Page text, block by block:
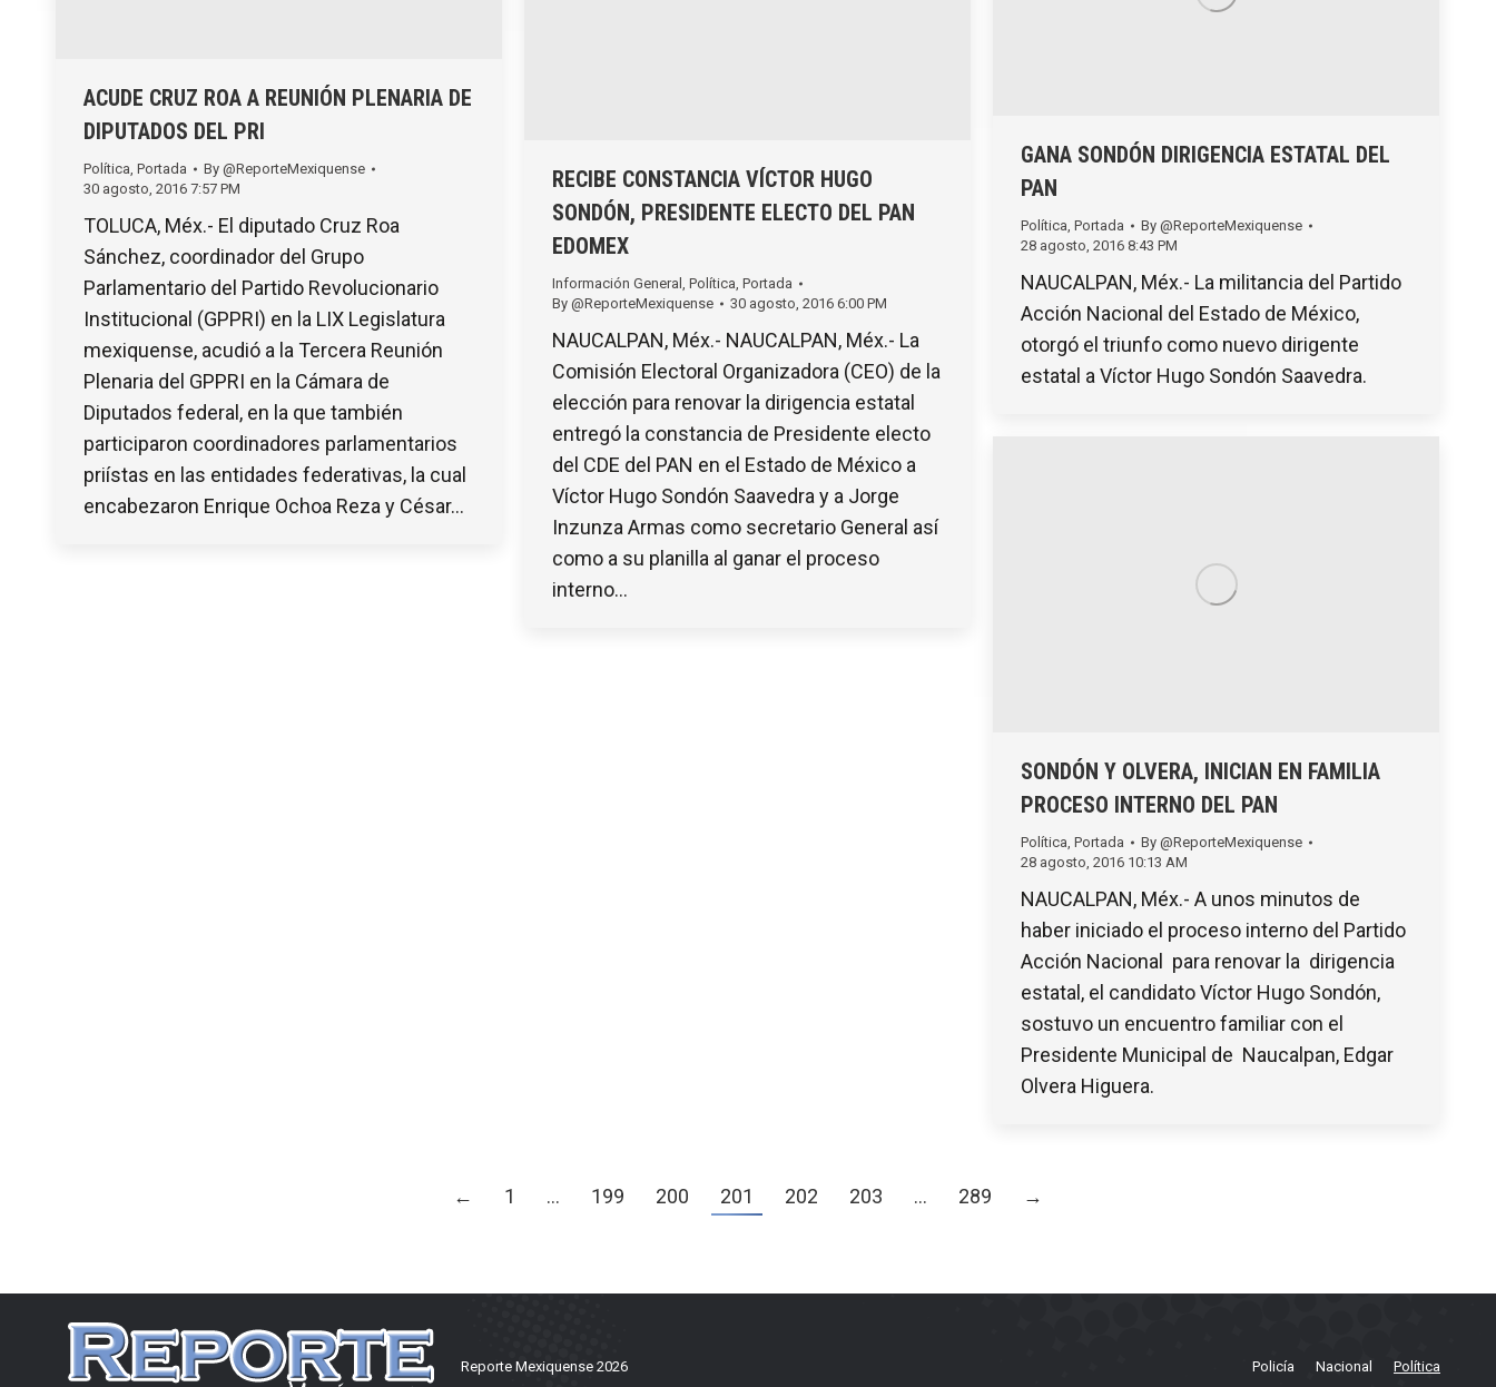
ACUDE CRUZ ROA A REUNIÓN PLENARIA DE
DIPUTADOS DEL PRI
Política, Portada By @ReporteMexiquense
30 agosto, 2016 7:57 PM
TOLUCA, Méx.- El diputado Cruz Roa
Sánchez, coordinador del Grupo
Parlamentario del Partido Revolucionario
Institucional (GPPRI) en la LIX Legislatura
mexiquense, acudió a la Tercera Reunión
Plenaria del GPPRI en la Cámara de
Diputados federal, en la que también
participaron coordinadores parlamentarios
priístas en las entidades federativas, la cual
encabezaron Enrique Ochoa Reza y César…
RECIBE CONSTANCIA VÍCTOR HUGO
SONDÓN, PRESIDENTE ELECTO DEL PAN
EDOMEX
Información General , Política, Portada
By @ReporteMexiquense 30 agosto, 2016 6:00 PM
NAUCALPAN, Méx.- NAUCALPAN, Méx.- La
Comisión Electoral Organizadora (CEO) de la
elección para renovar la dirigencia estatal
entregó la constancia de Presidente electo
del CDE del PAN en el Estado de México a
Víctor Hugo Sondón Saavedra y a Jorge
Inzunza Armas como secretario General así
como a su planilla al ganar el proceso
interno…
GANA SONDÓN DIRIGENCIA ESTATAL DEL
PAN
Política Portada By @ReporteMexiquense
28 agosto, 2016 8:43 PM
NAUCALPAN, Méx.- La militancia del Partido
Acción Nacional del Estado de México,
otorgó el triunfo como nuevo dirigente
estatal a Víctor Hugo Sondón Saavedra.
SONDÓN Y OLVERA, INICIAN EN FAMILIA
PROCESO INTERNO DEL PAN
Política Portada By @ReporteMexiquense
28 agosto, 2016 10:13 AM
NAUCALPAN, Méx.- A unos minutos de
haber iniciado el proceso interno del Partido
Acción Nacional para renovar la dirigencia
estatal, el candidato Víctor Hugo Sondón,
sostuvo un encuentro familiar con el
Presidente Municipal de Naucalpan, Edgar
Olvera Higuera.
← 1 … 199 200 201 202 203 … 289 →
Reporte Mexiquense 2026 Policía Nacional Política